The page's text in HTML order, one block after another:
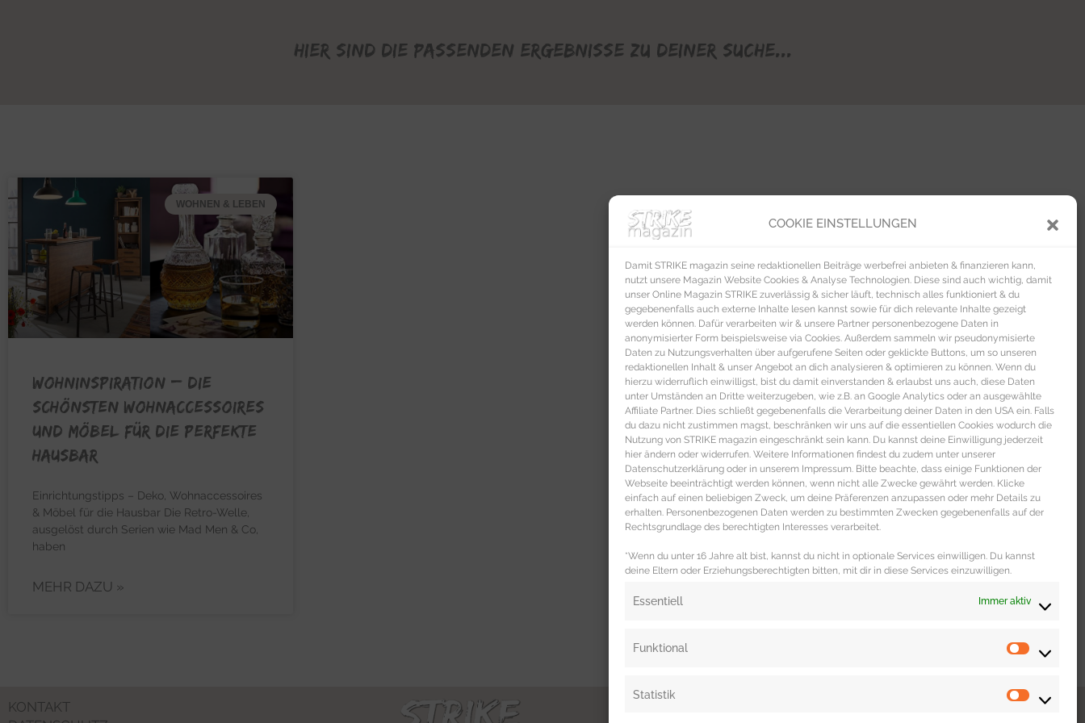
COOKIE EINSTELLUNGEN
Damit STRIKE magazin seine redaktionellen Beiträge werbefrei anbieten & finanzieren kann,
nutzt unsere Magazin Website Cookies & Analyse Technologien. Diese sind auch wichtig, damit
unser Online Magazin STRIKE zuverlässig & sicher läuft, technisch alles funktioniert & du
gegebenenfalls auch externe Inhalte lesen kannst sowie für dich relevante Inhalte gezeigt
werden können. Dafür verarbeiten wir & unsere Partner personenbezogene Daten in
anonymisierter Form beispielsweise via Cookies. Außerdem sammeln wir pseudonymisierte
Daten zu Nutzungsverhalten über aufgerufene Seiten oder geklickte Buttons, um so unseren
redaktionellen Inhalt & unser Angebot an dich analysieren & optimieren zu können. Wenn du
hierzu widerruflich einwilligst, bist du damit einverstanden & erlaubst uns auch, diese Daten
unter Umständen an Dritte weiterzugeben, wie z.B. an Google Analytics oder an ausgewählte
Affiliate Partner. Dies schließt gegebenenfalls die Verarbeitung deiner Daten in den USA ein. Falls
du dazu nicht zustimmen magst, beschränken wir uns auf die essentiellen Cookies wodurch die
Nutzung von STRIKE magazin eingeschränkt sein kann. Du kannst deine Einwilligung jederzeit
hier ändern oder widerrufen. Weitere Informationen findest du zudem unter unserer
Datenschutzerklärung oder in unserem Impressum. Bitte beachte, dass einige Funktionen der
Webseite beeinträchtigt werden können, wenn nicht alle Zwecke gewährt werden. Klicke
einfach auf einen beliebigen Zweck, um deine Präferenzen anzupassen oder mehr Details zu
erhalten. Personenbezogenen Daten werden zu bestimmten Zwecken gegebenenfalls auf der
Rechtsgrundlage des berechtigten Interesses verarbeitet.
*Wenn du unter 16 Jahre alt bist, kannst du nicht in optionale Services einwilligen. Du kannst
deine Eltern oder Erziehungsberechtigten bitten, mit dir in diese Services einzuwilligen.
Essentiell Immer aktiv
Funktional
Statistik
Hier sind die passenden Ergebnisse zu deiner Suche...
WOHNEN & LEBEN
WOHNINSPIRATION – Die
schönsten Wohnaccessoires
und Möbel für die perfekte
Hausbar
Einrichtungstipps – Deko, Wohnaccessoires
& Möbel für die Hausbar Die Retro-Welle,
ausgelöst durch Serien wie Mad Men & Co,
haben
MEHR DAZU »
KONTAKT